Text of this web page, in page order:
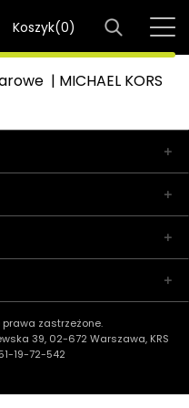
Koszyk(0)
| MICHAEL KORS
zastrzeżone.
39, 02-672 Warszawa, KRS
19-72-542